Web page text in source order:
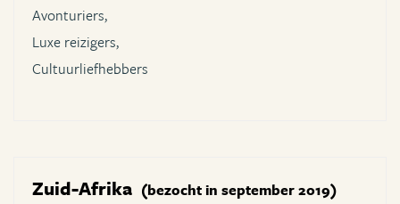
Avonturiers,
Luxe reizigers,
Cultuurliefhebbers
Zuid-Afrika (bezocht in september 2019)